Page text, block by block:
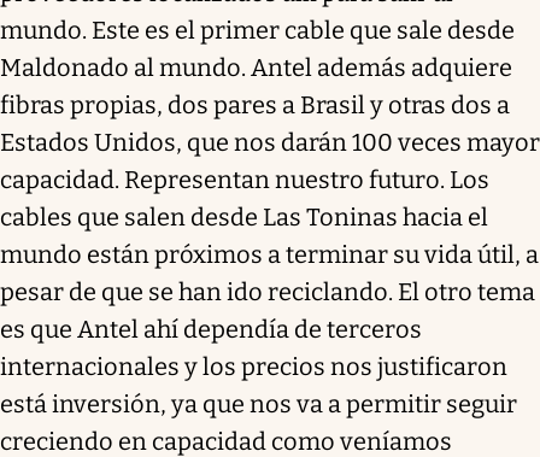
mundo. Este es el primer cable que sale desde
Maldonado al mundo. Antel además adquiere
fibras propias, dos pares a Brasil y otras dos a
Estados Unidos, que nos darán 100 veces mayor
capacidad. Representan nuestro futuro. Los
cables que salen desde Las Toninas hacia el
mundo están próximos a terminar su vida útil, a
pesar de que se han ido reciclando. El otro tema
es que Antel ahí dependía de terceros
internacionales y los precios nos justificaron
está inversión, ya que nos va a permitir seguir
creciendo en capacidad como veníamos